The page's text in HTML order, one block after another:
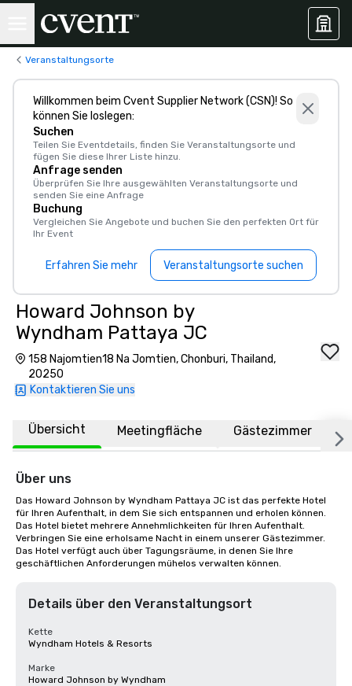
Veranstaltungsorte
Willkommen beim Cvent Supplier Network (CSN)! So
können Sie loslegen:
Suchen
Teilen Sie Eventdetails, finden Sie Veranstaltungsorte und
fügen Sie diese Ihrer Liste hinzu.
Anfrage senden
Überprüfen Sie Ihre ausgewählten Veranstaltungsorte und
senden Sie eine Anfrage
Buchung
Vergleichen Sie Angebote und buchen Sie den perfekten Ort für
Ihr Event
Erfahren Sie mehr Veranstaltungsorte suchen
Howard Johnson by
Wyndham Pattaya JC
158 Najomtien18 Na Jomtien, Chonburi, Thailand,
20250
Kontaktieren Sie uns
Übersicht Meetingfläche Gästezimmer
Über uns
Das Howard Johnson by Wyndham Pattaya JC ist das perfekte Hotel
für Ihren Aufenthalt, in dem Sie sich entspannen und erholen können.
Das Hotel bietet mehrere Annehmlichkeiten für Ihren Aufenthalt.
Verbringen Sie eine erholsame Nacht in einem unserer Gästezimmer.
Das Hotel verfügt auch über Tagungsräume, in denen Sie Ihre
geschäftlichen Anforderungen mühelos verwalten können.
Details über den Veranstaltungsort
Kette
Wyndham Hotels & Resorts
Marke
Howard Johnson by Wyndham